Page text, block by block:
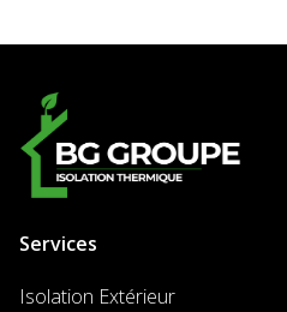
Services
Isolation Extérieur